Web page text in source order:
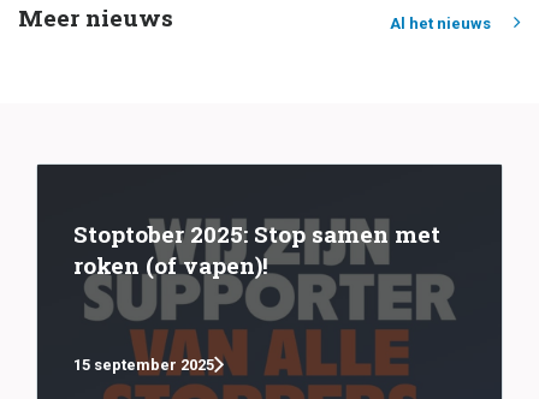
Meer nieuws Al het nieuws
Stoptober 2025: Stop samen met
roken (of vapen)!
15 september 2025